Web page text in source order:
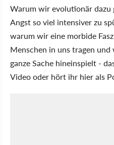
Warum wir evolutionär dazu
Angst so viel intensiver zu
warum wir eine morbide
Menschen in uns tragen
ganze Sache hineinspielt -
Video oder hört ihr hier als